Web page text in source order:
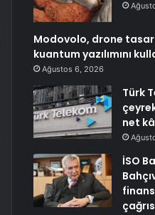
Modovolo, drone
kuantum yazılımını
Ağustos 6, 2026
Türk
net
İSO